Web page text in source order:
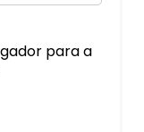
para a